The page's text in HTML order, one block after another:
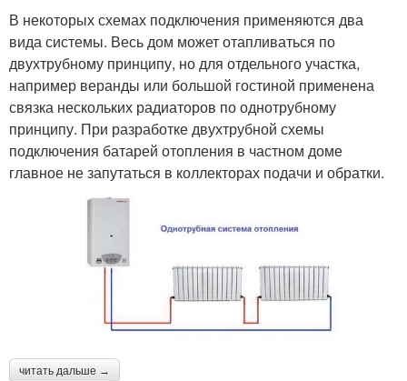
В некоторых схемах подключения применяются два
вида системы. Весь дом может отапливаться по
двухтрубному принципу, но для отдельного участка,
например веранды или большой гостиной применена
связка нескольких радиаторов по однотрубному
принципу. При разработке двухтрубной схемы
подключения батарей отопления в частном доме
главное не запутаться в коллекторах подачи и обратки.
читать дальше →